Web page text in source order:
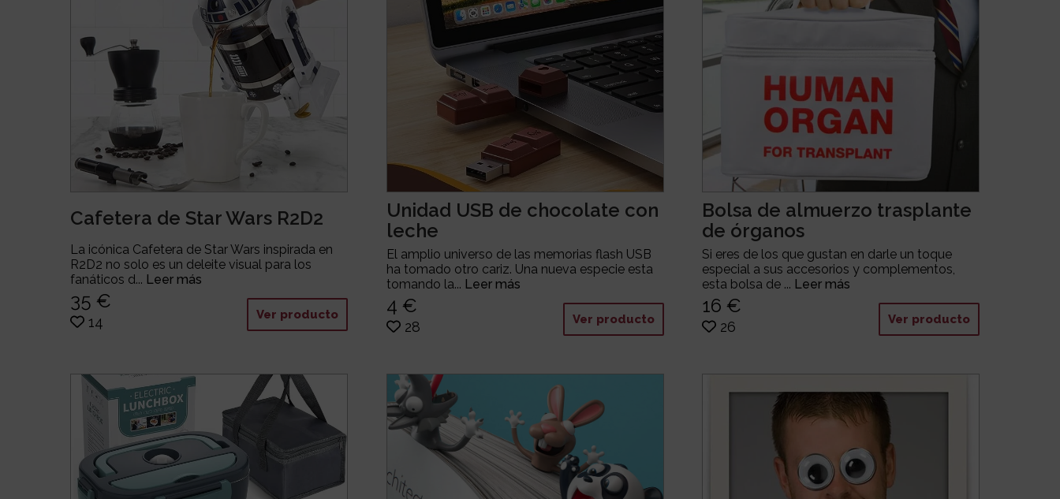
Cafetera de Star Wars R2D2
La icónica Cafetera de Star Wars inspirada en
R2D2 no solo es un deleite visual para los
fanáticos d... Leer más
35 €
14 Ver producto
Unidad USB de chocolate con
leche
El amplio universo de las memorias flash USB
ha tomado otro cariz. Una nueva especie esta
tomando la... Leer más
4 €
28 Ver producto
Bolsa de almuerzo trasplante
de órganos
Si eres de los que gustan en darle un toque
especial a sus accesorios y complementos,
esta bolsa de ... Leer más
16 €
26 Ver producto